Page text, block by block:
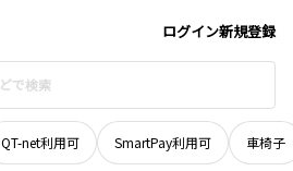
ログイン新規登録
QT-net利用可 SmartPay利用可 車椅子